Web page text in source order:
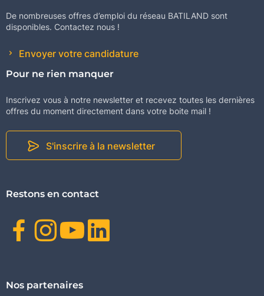
De nombreuses offres d’emploi du réseau BATILAND sont
disponibles. Contactez nous !
Envoyer votre candidature
Pour ne rien manquer
Inscrivez vous à notre newsletter et recevez toutes les dernières
offres du moment directement dans votre boite mail !
S'inscrire à la newsletter
Restons en contact
Facebook
Instagram
Youtube
Nos partenaires